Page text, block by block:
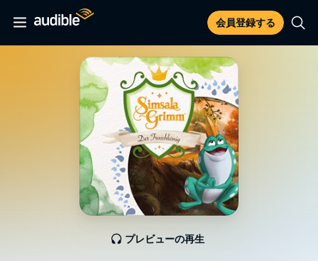
会員登録する
プレビューの再生